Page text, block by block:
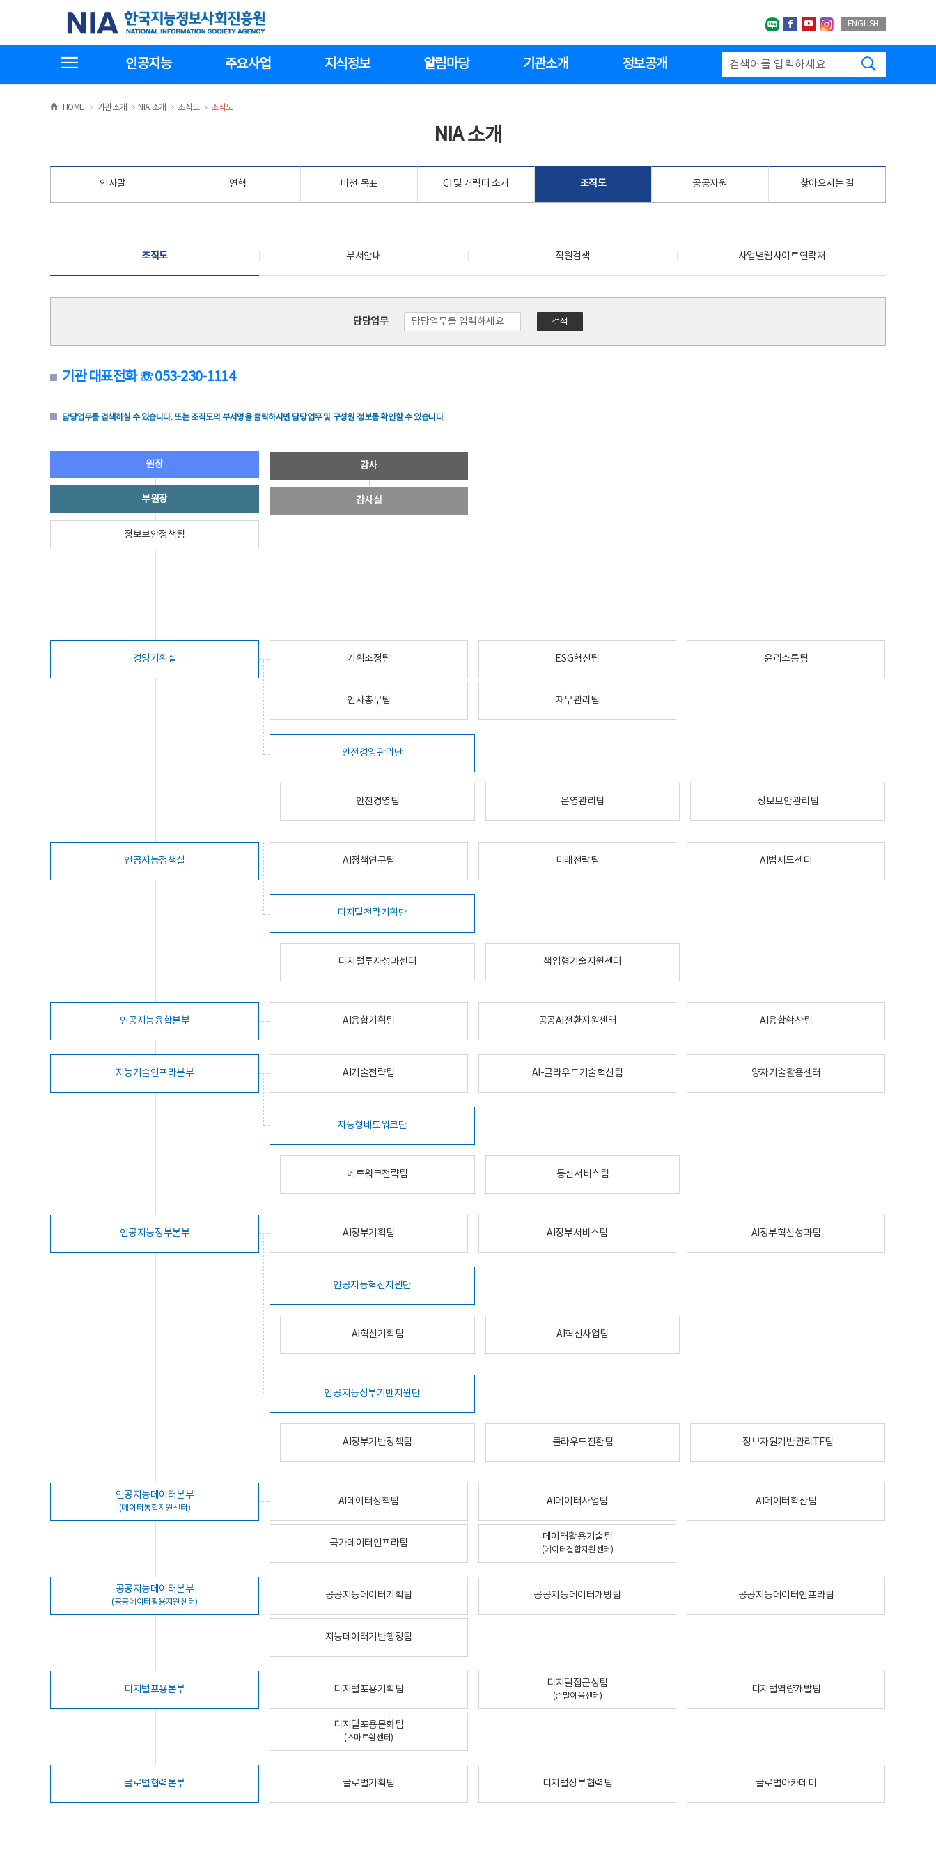
기
한국지능정보사회진흥원
네이버블로그
페이스북
유투브인스타그랩
ENGLISH
인공지능 주요사업 지식정보 알림마당 기관소개 정보공개
HOME >
기관소개 >NIA 소개 >
조직도 >
조직도
NIA 소개
인사말 연혁 비전·목표 CI 및 캐릭터 소개 조직도 공공자원 찾아오시는 길
조직도 부서안내 직원검색 사업별웹사이트연락처
담당업무 검색
기관 대표전화 ☏ 053-230-1114
담당업무를 검색하실 수 있습니다. 또는 조직도의 부서명을 클릭하시면 담당업무 및 구성원 정보를 확인할 수 있습니다.
원장
부원장
정보보안정책팀
감사
감사실
경영기획실 기획조정팀 ESG혁신팀 윤리소통팀
인사총무팀 재무관리팀
안전경영관리단
안전경영팀 운영관리팀 정보보안관리팀
인공지능정책실 AI정책연구팀 미래전략팀 AI법제도센터
디지털전략기획단
디지털투자성과센터 책임형기술지원센터
인공지능융합본부 AI융합기획팀 공공AI전환지원센터 AI융합확산팀
지능기술인프라본부 AI기술전략팀 AI-클라우드기술혁신팀 양자기술활용센터
지능형네트워크단
네트워크전략팀 통신서비스팀
인공지능정부본부 AI정부기획팀 AI정부서비스팀 AI정부혁신성과팀
인공지능혁신지원단
AI혁신기획팀 AI혁신사업팀
인공지능정부기반지원단
AI정부기반정책팀 클라우드전환팀 정보자원기반관리TF팀
인공지능데이터본부
(데이터통합지원센터)
AI데이터정책팀 AI데이터사업팀 AI데이터확산팀
국가데이터인프라팀
데이터활용기술팀
(데이터결합지원센터)
공공지능데이터본부
(공공데이터활용지원센터)
공공지능데이터기획팀 공공지능데이터개방팀 공공지능데이터인프라팀
지능데이터기반행정팀
디지털포용본부 디지털포용기획팀
디지털접근성팀
(손말이음센터)
디지털역량개발팀
디지털포용문화팀
(스마트쉼센터)
글로벌협력본부 글로벌기획팀 디지털정부협력팀 글로벌아카데미